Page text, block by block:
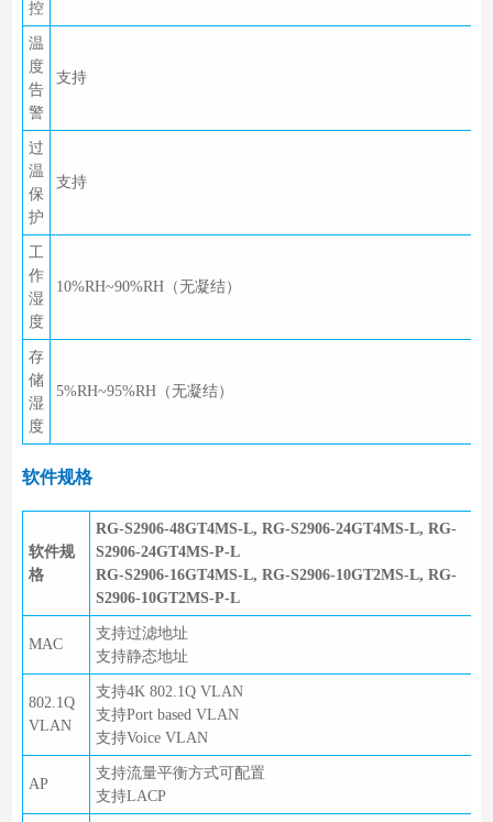
控
温
度
告
警
支持
过
温
保
护
支持
工
作
湿
度
10%RH~90%RH（无凝结）
存
储
湿
度
5%RH~95%RH（无凝结）
软件规格
软件规
格
RG-S2906-48GT4MS-L, RG-S2906-24GT4MS-L, RG-
S2906-24GT4MS-P-L
RG-S2906-16GT4MS-L, RG-S2906-10GT2MS-L, RG-
S2906-10GT2MS-P-L
MAC
支持过滤地址
支持静态地址
802.1Q
VLAN
支持4K 802.1Q VLAN
支持Port based VLAN
支持Voice VLAN
AP
支持流量平衡方式可配置
支持LACP